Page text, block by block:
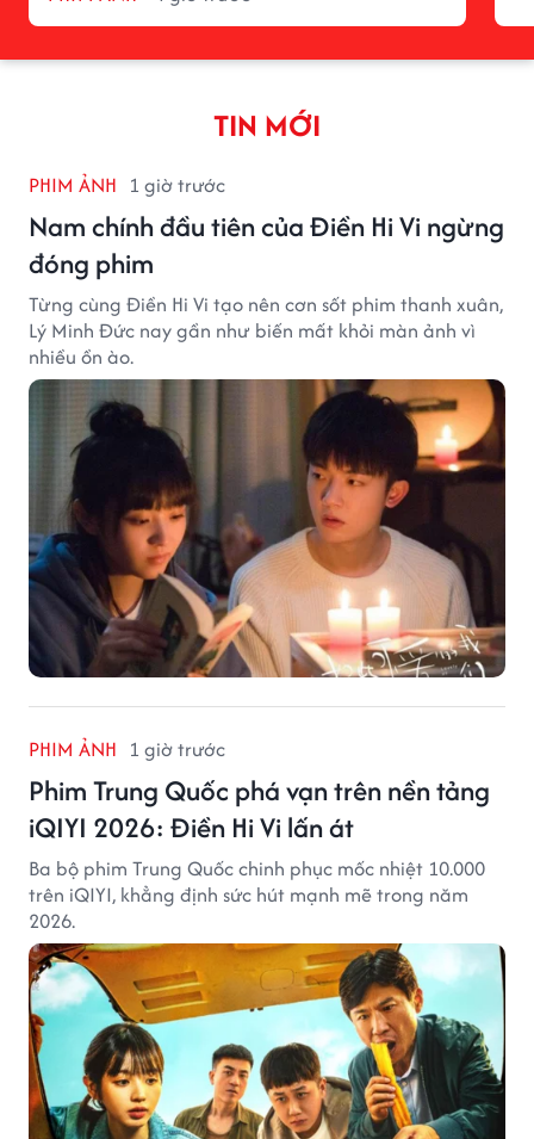
TIN MỚI
PHIM ẢNH 1 giờ trước
Nam chính đầu tiên của Điền Hi Vi ngừng
đóng phim
Từng cùng Điền Hi Vi tạo nên cơn sốt phim thanh xuân,
Lý Minh Đức nay gần như biến mất khỏi màn ảnh vì
nhiều ồn ào.
PHIM ẢNH 1 giờ trước
Phim Trung Quốc phá vạn trên nền tảng
iQIYI 2026: Điền Hi Vi lấn át
Ba bộ phim Trung Quốc chinh phục mốc nhiệt 10.000
trên iQIYI, khẳng định sức hút mạnh mẽ trong năm
2026.